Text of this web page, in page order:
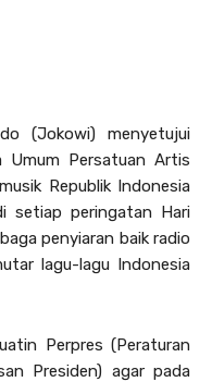
(Jokowi) menyetujui
Umum Persatuan Artis
Republik Indonesia
setiap peringatan Hari
penyiaran baik radio
lagu-lagu Indonesia
Perpres (Peraturan
Presiden) agar pada